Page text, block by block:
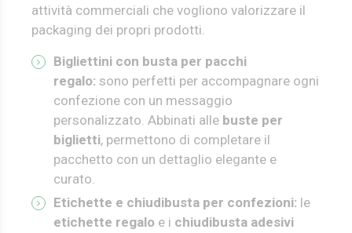
attività commerciali che vogliono valorizzare il
packaging dei propri prodotti.
Bigliettini con busta per pacchi
regalo: sono perfetti per accompagnare ogni
confezione con un messaggio
personalizzato. Abbinati alle buste per
biglietti, permettono di completare il
pacchetto con un dettaglio elegante e
curato.
Etichette e chiudibusta per confezioni: le
etichette regalo e i chiudibusta adesivi